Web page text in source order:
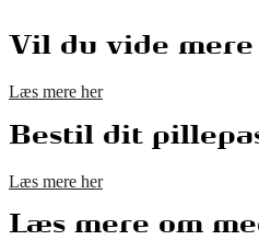
Vil du vide
Læs mere her
Bestil dit
Læs mere her
Læs mere om